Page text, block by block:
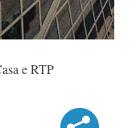
e RTP